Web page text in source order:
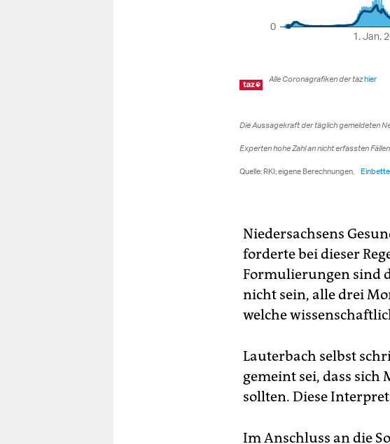
Niedersachsens
forderte bei dieser
Formulierungen sind
nicht sein, alle drei
welche
Lauterbach selbst
gemeint sei, dass sich
sollten. Diese
Im Anschluss an die